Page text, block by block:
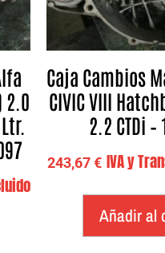
2.0
Caja Cambios
CIVIC VIII
2.2 CTDi –
243,67€ IVA y
Añadir al